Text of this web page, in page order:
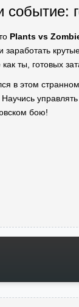
событие:
Plants vs
заработать
ты, готовых
в этом
Научись
бою!